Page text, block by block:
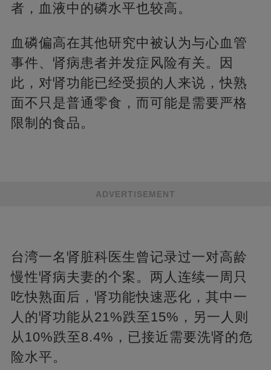
者，血液中的磷水平也较高。
血磷偏高在其他研究中被认为与心血管
事件、肾病患者并发症风险有关。因
此，对肾功能已经受损的人来说，快熟
面不只是普通零食，而可能是需要严格
限制的食品。
ADVERTISEMENT
台湾一名肾脏科医生曾记录过一对高龄
慢性肾病夫妻的个案。两人连续一周只
吃快熟面后，肾功能快速恶化，其中一
人的肾功能从21%跌至15%，另一人则
从10%跌至8.4%，已接近需要洗肾的危
险水平。